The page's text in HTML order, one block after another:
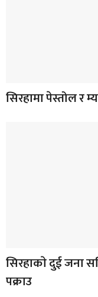
सिरहामा पेस्तोल र
सिरहाकाे दुई जना
पक्राउ